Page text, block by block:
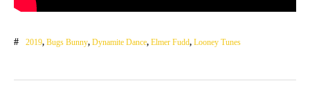
2019, Bugs Bunny, Dynamite Dance, Elmer Fudd, Looney Tunes